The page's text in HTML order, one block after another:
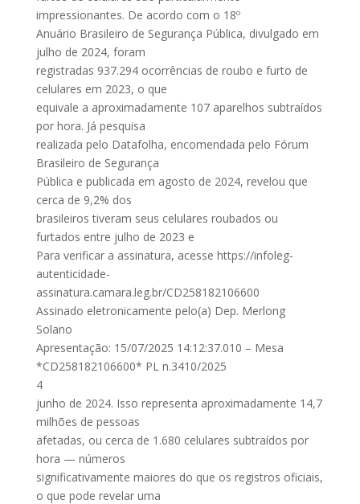
impressionantes. De acordo com o 18º
Anuário Brasileiro de Segurança Pública, divulgado em
julho de 2024, foram
registradas 937.294 ocorrências de roubo e furto de
celulares em 2023, o que
equivale a aproximadamente 107 aparelhos subtraídos
por hora. Já pesquisa
realizada pelo Datafolha, encomendada pelo Fórum
Brasileiro de Segurança
Pública e publicada em agosto de 2024, revelou que
cerca de 9,2% dos
brasileiros tiveram seus celulares roubados ou
furtados entre julho de 2023 e
Para verificar a assinatura, acesse https://infoleg-
autenticidade-
assinatura.camara.leg.br/CD258182106600
Assinado eletronicamente pelo(a) Dep. Merlong
Solano
Apresentação: 15/07/2025 14:12:37.010 – Mesa
*CD258182106600* PL n.3410/2025
4
junho de 2024. Isso representa aproximadamente 14,7
milhões de pessoas
afetadas, ou cerca de 1.680 celulares subtraídos por
hora — números
significativamente maiores do que os registros oficiais,
o que pode revelar uma